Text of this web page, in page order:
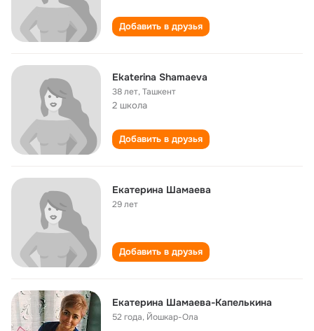
Добавить в друзья
Ekaterina Shamaeva
38 лет,Ташкент
2 школа
Добавить в друзья
Екатерина Шамаева
29 лет
Добавить в друзья
Екатерина Шамаева-Капелькина
52 года, Йошкар-Ола